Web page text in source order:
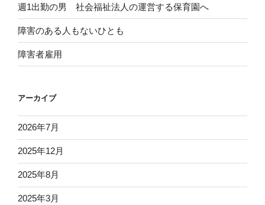
週1出勤の男 社会福祉法人の運営する保育園へ
障害のある人もないひとも
障害者雇用
アーカイブ
2026年7月
2025年12月
2025年8月
2025年3月